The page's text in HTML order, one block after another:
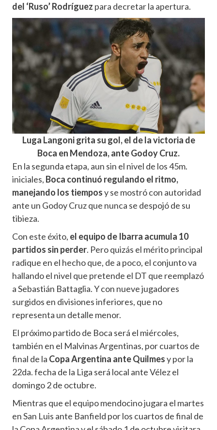
del ‘Ruso’ Rodríguez para decretar la apertura.
Luga Langoni grita su gol, el de la victoria de
Boca en Mendoza, ante Godoy Cruz.
En la segunda etapa, aun sin el nivel de los 45m.
iniciales, Boca continuó regulando el ritmo,
manejando los tiemposy se mostró con autoridad
ante un Godoy Cruz que nunca se despojó de su
tibieza.
Con este éxito, el equipo de Ibarra acumula 10
partidos sin perder. Pero quizás el mérito principal
radique en el hecho que, de a poco, el conjunto va
hallando el nivel que pretende el DT que reemplazó
a Sebastián Battaglia. Y con nueve jugadores
surgidos en divisiones inferiores, que no
representa un detalle menor.
El próximo partido de Boca será el miércoles,
también en el Malvinas Argentinas, por cuartos de
final de la Copa Argentina ante Quilmesy por la
22da. fecha de la Liga será local ante Vélez el
domingo 2 de octubre.
Mientras que el equipo mendocino jugara el martes
en San Luis ante Banfield por los cuartos de final de